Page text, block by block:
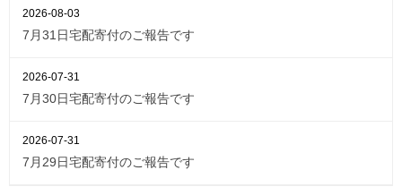
7月31日宅配寄付のご報告です
2026-08-03
7月30日宅配寄付のご報告です
2026-07-31
7月29日宅配寄付のご報告です
2026-07-31